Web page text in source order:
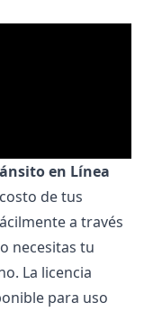
en Línea
de tus
a través
necesitas tu
La licencia
para uso